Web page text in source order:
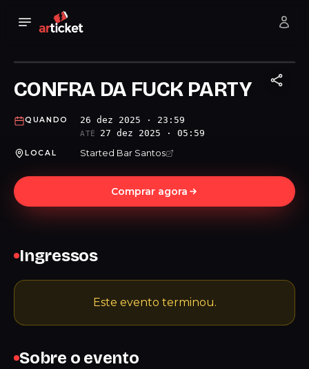
CONFRA DA FUCK PARTY
QUANDO 26 dez 2025 · 23:59
ATÉ 27 dez 2025 · 05:59
LOCAL Started Bar Santos
Comprar agora
Sobre o evento
Ingressos
Este evento terminou.